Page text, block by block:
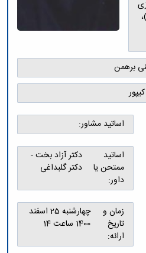
کادمیوم(II)، کبالت (II)،
برهمن
اساتید مشاور:
اساتید
ممتحن یا
داور:
دکتر آزاد بخت -
دکتر گلبداغی
زمان و
تاریخ
ارائه:
چهارشنبه 25 اسفند
1400 ساعت 14